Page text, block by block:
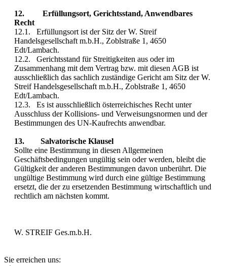
12. Erfüllungsort, Gerichtsstand, Anwendbares
Recht
12.1. Erfüllungsort ist der Sitz der W. Streif
Handelsgesellschaft m.b.H., Zoblstraße 1, 4650
Edt/Lambach.
12.2. Gerichtsstand für Streitigkeiten aus oder im
Zusammenhang mit dem Vertrag bzw. mit diesen AGB ist
ausschließlich das sachlich zuständige Gericht am Sitz der W.
Streif Handelsgesellschaft m.b.H., Zoblstraße 1, 4650
Edt/Lambach.
12.3. Es ist ausschließlich österreichisches Recht unter
Ausschluss der Kollisions- und Verweisungsnormen und der
Bestimmungen des UN-Kaufrechts anwendbar.
13. Salvatorische Klausel
Sollte eine Bestimmung in diesen Allgemeinen
Geschäftsbedingungen ungültig sein oder werden, bleibt die
Gültigkeit der anderen Bestimmungen davon unberührt. Die
ungültige Bestimmung wird durch eine gültige Bestimmung
ersetzt, die der zu ersetzenden Bestimmung wirtschaftlich und
rechtlich am nächsten kommt.
W. STREIF Ges.m.b.H.
Sie erreichen uns: